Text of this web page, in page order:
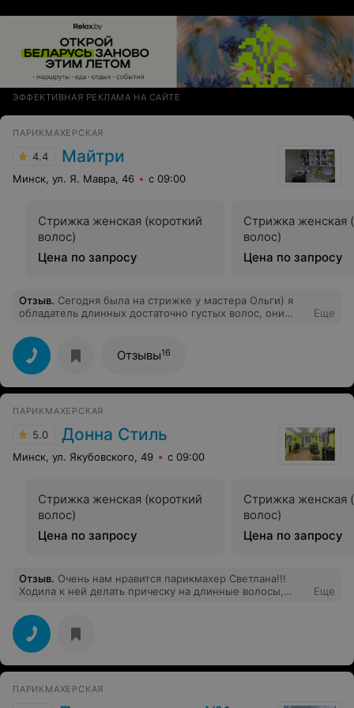
ЭФФЕКТИВНАЯ РЕКЛАМА НА САЙТЕ
ПАРИКМАХЕРСКАЯ
4.4 Майтри
Минск, ул. Я. Мавра, 46 с 09:00
Стрижка женская (короткий
волос)
Цена по запросу
Стрижка женская
волос)
Цена по запросу
Отзыв. Сегодня была на стрижке у мастера Ольги) я
обладатель длинных достаточно густых волос, они
заботливо и аккуратно как Ольга с моими волосами
ещё не обращались, правда. Как по мне, так она
прекрасный мастер! Учла все пожелания! Стрижка
получилась отличная, то что и хотела! Спасибо
огромное за профессионализм и заботу о клиентах!
Еще
Отзывы16
ПАРИКМАХЕРСКАЯ
5.0 Донна Стиль
Минск, ул. Якубовского, 49 с 09:00
Стрижка женская (короткий
волос)
Цена по запросу
Стрижка женская
волос)
Цена по запросу
Отзыв. Очень нам нравится парикмахер Светлана!!!
Ходила к ней делать прическу на длинные волосы,
торжестве))) , а также вожу к ней подстригать двух
маленьких сыновей, всегда подстрижет так как нужно,
что зачастую не получается у других парикмахеров.
Светлана всегда на позитиве и в хорошем настроении,
что очень важно для клиента!!! Спасибо большое
Еще
ПАРИКМАХЕРСКАЯ